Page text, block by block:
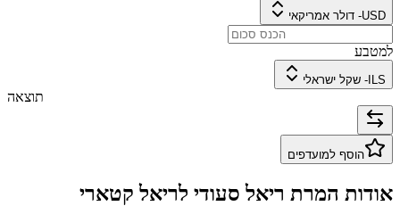
USD
- דולר אמריקאי
למטבע
ILS
- שקל ישראלי
תוצאה
הוסף למועדפים
אודות המרת ריאל סעודי לריאל קטארי